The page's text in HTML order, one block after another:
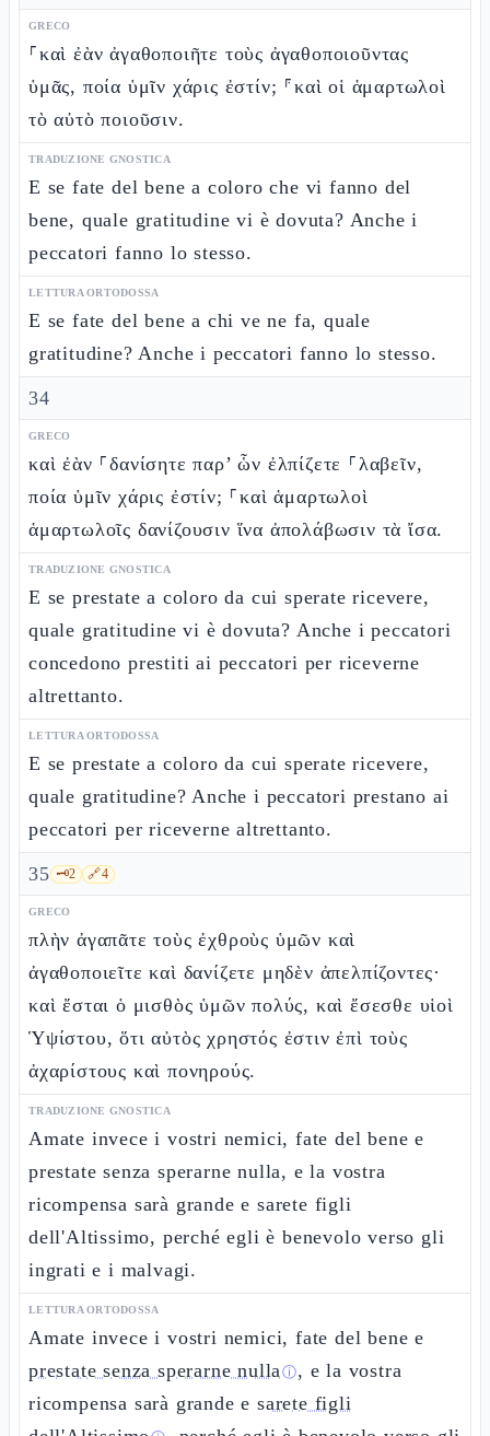
GRECO
⸀καὶ ἐὰν ἀγαθοποιῆτε τοὺς ἀγαθοποιοῦντας
ὑμᾶς, ποία ὑμῖν χάρις ἐστίν; ⸁καὶ οἱ ἁμαρτωλοὶ
τὸ αὐτὸ ποιοῦσιν.
TRADUZIONE GNOSTICA
E se fate del bene a coloro che vi fanno del
bene, quale gratitudine vi è dovuta? Anche i
peccatori fanno lo stesso.
LETTURA ORTODOSSA
E se fate del bene a chi ve ne fa, quale
gratitudine? Anche i peccatori fanno lo stesso.
34
GRECO
καὶ ἐὰν ⸀δανίσητε παρ’ ὧν ἐλπίζετε ⸀λαβεῖν,
ποία ὑμῖν χάρις ἐστίν; ⸀καὶ ἁμαρτωλοὶ
ἁμαρτωλοῖς δανίζουσιν ἵνα ἀπολάβωσιν τὰ ἴσα.
TRADUZIONE GNOSTICA
E se prestate a coloro da cui sperate ricevere,
quale gratitudine vi è dovuta? Anche i peccatori
concedono prestiti ai peccatori per riceverne
altrettanto.
LETTURA ORTODOSSA
E se prestate a coloro da cui sperate ricevere,
quale gratitudine? Anche i peccatori prestano ai
peccatori per riceverne altrettanto.
35 🗝️2 🔗4
GRECO
πλὴν ἀγαπᾶτε τοὺς ἐχθροὺς ὑμῶν καὶ
ἀγαθοποιεῖτε καὶ δανίζετε μηδὲν ἀπελπίζοντες·
καὶ ἔσται ὁ μισθὸς ὑμῶν πολύς, καὶ ἔσεσθε υἱοὶ
Ὑψίστου, ὅτι αὐτὸς χρηστός ἐστιν ἐπὶ τοὺς
ἀχαρίστους καὶ πονηρούς.
TRADUZIONE GNOSTICA
Amate invece i vostri nemici, fate del bene e
prestate senza sperarne nulla, e la vostra
ricompensa sarà grande e sarete figli
dell'Altissimo, perché egli è benevolo verso gli
ingrati e i malvagi.
LETTURA ORTODOSSA
Amate invece i vostri nemici, fate del bene e
prestate senza sperarne nullaⓘ, e la vostra
ricompensa sarà grande esarete figli